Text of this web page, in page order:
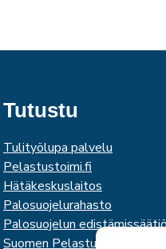
Tutustu
Tulityölupa palvelu
Pelastustoimi.fi
Hätäkeskuslaitos
Palosuojelurahasto
Palosuojelun
Suomen Pelastusalan